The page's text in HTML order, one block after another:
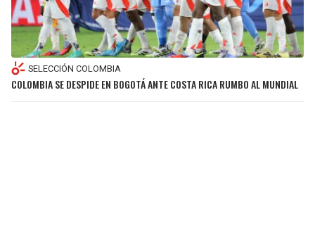
SELECCIÓN COLOMBIA
COLOMBIA SE DESPIDE EN BOGOTÁ ANTE COSTA RICA RUMBO AL MUNDIAL